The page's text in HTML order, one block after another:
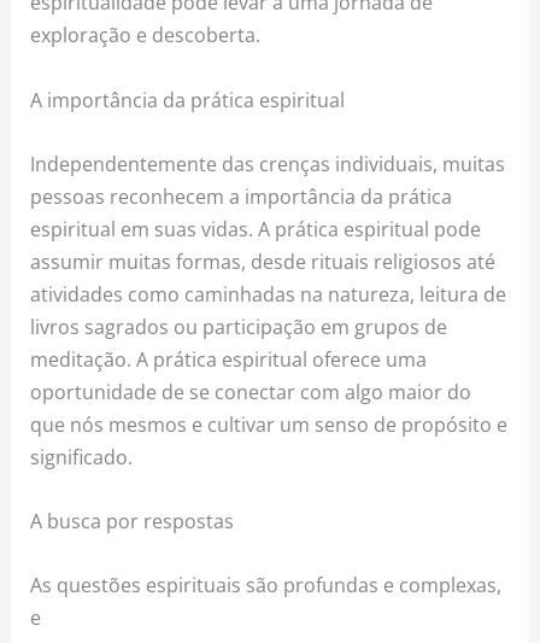
exploração e descoberta.
A importância da prática espiritual
Independentemente das crenças individuais, muitas
pessoas reconhecem a importância da prática
espiritual em suas vidas. A prática espiritual pode
assumir muitas formas, desde rituais religiosos até
atividades como caminhadas na natureza, leitura de
livros sagrados ou participação em grupos de
meditação. A prática espiritual oferece uma
oportunidade de se conectar com algo maior do
que nós mesmos e cultivar um senso de propósito e
significado.
A busca por respostas
As questões espirituais são profundas e complexas,
e